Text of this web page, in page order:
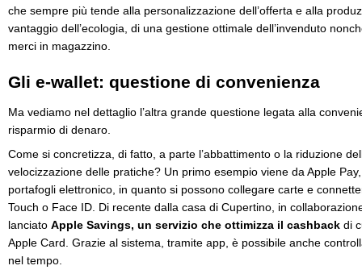
che sempre più tende alla personalizzazione dell’offerta e alla
vantaggio dell’ecologia, di una gestione ottimale dell’invenduto
merci in magazzino.
Gli e-wallet: questione di convenienza
Ma vediamo nel dettaglio l’altra grande questione legata alla
risparmio di denaro.
Come si concretizza, di fatto, a parte l’abbattimento o la riduzione
velocizzazione delle pratiche? Un primo esempio viene da Apple
portafogli elettronico, in quanto si possono collegare carte e
Touch o Face ID. Di recente dalla casa di Cupertino, in
lanciato Apple Savings, un servizio che ottimizza il cashback di
Apple Card. Grazie al sistema, tramite app, è possibile anche
nel tempo.